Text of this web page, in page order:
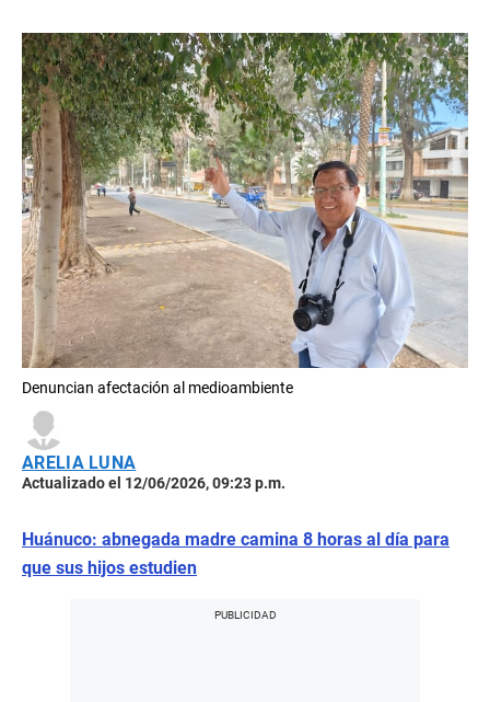
Denuncian afectación al medioambiente
ARELIA LUNA
Actualizado el 12/06/2026, 09:23 p.m.
Huánuco: abnegada madre camina 8 horas al día para
que sus hijos estudien